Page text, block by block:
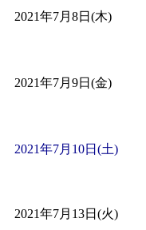
2021年7月8日(木)
2021年7月9日(金)
2021年7月10日(土)
2021年7月13日(火)